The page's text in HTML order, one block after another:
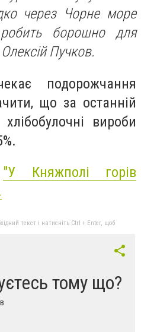
через Чорне море
борошно для
Пучков.
подорожчання
що за останній
вироби
"У Княжполі горів
текст і натисніть Ctrl + Enter, щоб
тому що?